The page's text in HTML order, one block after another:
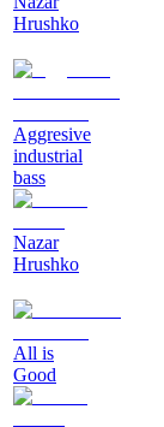
Hrushko
Aggresive
industrial
bass
Nazar
Hrushko
All is
Good